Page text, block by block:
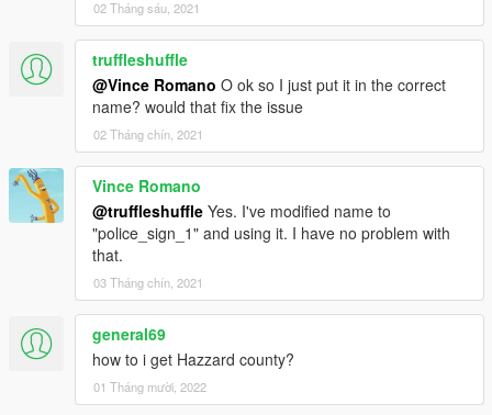
02 Tháng sáu, 2021
truffleshuffle
@Vince Romano O ok so I just put it in the correct
name? would that fix the issue
02 Tháng chín, 2021
Vince Romano
@truffleshuffle Yes. I've modified name to
"police_sign_1" and using it. I have no problem with
that.
03 Tháng chín, 2021
general69
how to i get Hazzard county?
01 Tháng mười, 2022